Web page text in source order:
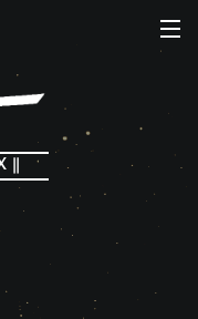
||